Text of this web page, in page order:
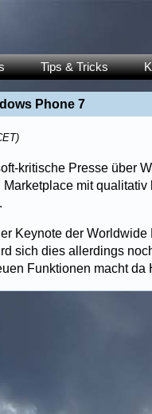
Tips & Tricks
Phone 7
kritische Presse über
mit
Keynote der Worldwide
sich dies allerdings
Funktionen macht da